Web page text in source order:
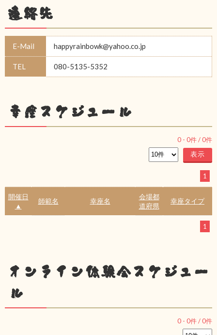
連絡先
E-Mail happyrainbowk@yahoo.co.jp
TEL 080-5135-5352
幸座スケジュール
0 - 0件 /0件
1
開催日
▲
師範名 幸座名
会場都
道府県
幸座タイプ
1
オンライン体験会スケジュー
ル
0 - 0件 /0件